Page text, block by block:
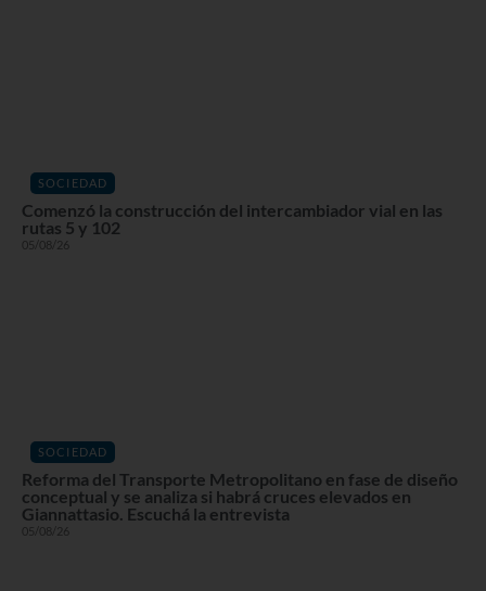
SOCIEDAD
Comenzó la construcción del intercambiador vial en las
rutas 5 y 102
05/08/26
SOCIEDAD
Reforma del Transporte Metropolitano en fase de diseño
conceptual y se analiza si habrá cruces elevados en
Giannattasio. Escuchá la entrevista
05/08/26